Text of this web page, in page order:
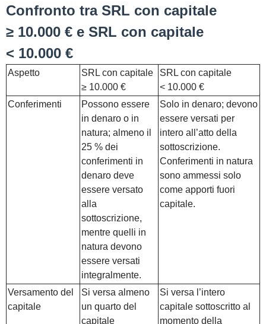
Confronto tra SRL con capitale
≥ 10.000 € e SRL con capitale
< 10.000 €
Aspetto
SRL con capitale
≥ 10.000 €
SRL con capitale
< 10.000 €
Conferimenti
Possono essere
in denaro o in
natura; almeno il
25 % dei
conferimenti in
denaro deve
essere versato
alla
sottoscrizione,
mentre quelli in
natura devono
essere versati
integralmente.
Solo in denaro; devono
essere versati per
intero all’atto della
sottoscrizione.
Conferimenti in natura
sono ammessi solo
come apporti fuori
capitale.
Versamento del
capitale
Si versa almeno
un quarto del
capitale
Si versa l’intero
capitale sottoscritto al
momento della